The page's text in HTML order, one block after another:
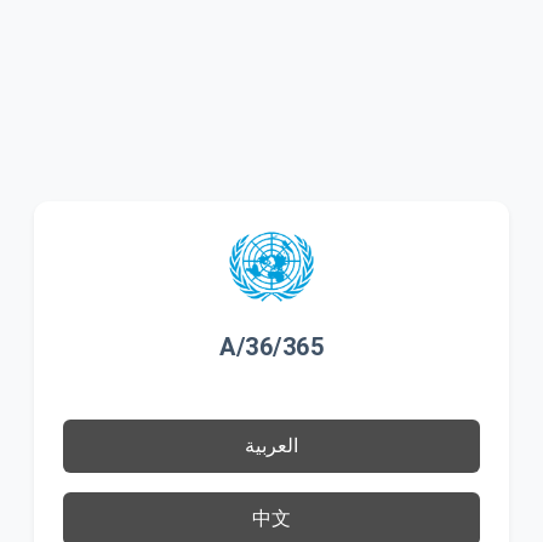
A/36/365
العربية
中文